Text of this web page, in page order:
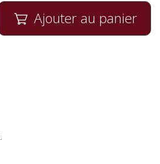
 Ajouter au panier